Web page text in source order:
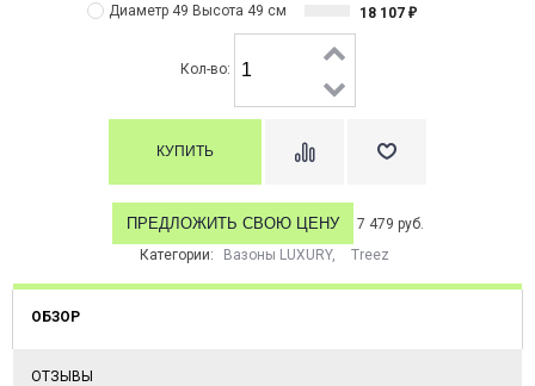
Диаметр 49 Высота 49 см 18 107 ₽
Кол-во:
ПРЕДЛОЖИТЬ СВОЮ ЦЕНУ
7 479 руб.
Категории:
Вазоны LUXURY, Treez
ОБЗОР
ОТЗЫВЫ